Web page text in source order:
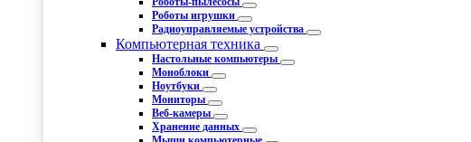
Роботы игрушки
Радиоуправляемые устройства
Компьютерная техника
Настольные компьютеры
Моноблоки
Ноутбуки
Мониторы
Веб-камеры
Хранение данных